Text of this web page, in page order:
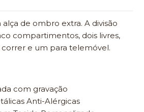
de ombro extra. A divisão
compartimentos, dois livres,
e um para telemóvel.
com gravação
Anti-Alérgicas